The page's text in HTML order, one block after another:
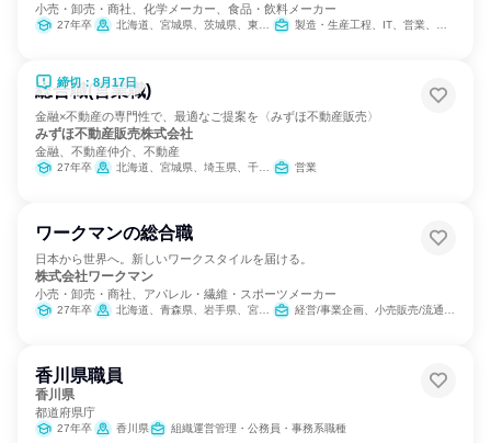
小売・卸売・商社、化学メーカー、食品・飲料メーカー
27年卒 北海道、宮城県、茨城県、東京都、岐阜県、愛知県、大阪府、広島県、福岡県 製造・生産工程、IT、営業、バックオフィス・事務・受付、SCM/生産管理/購買/物流、建築/土木/プラント専門職、学術研究
締切：8月17日
総合職(営業職)
金融×不動産の専門性で、最適なご提案を〈みずほ不動産販売〉
みずほ不動産販売株式会社
金融、不動産仲介、不動産
27年卒 北海道、宮城県、埼玉県、千葉県、東京都、神奈川県、新潟県、愛知県、京都府、大阪府、兵庫県、岡山県、広島県、福岡県 営業
ワークマンの総合職
日本から世界へ。新しいワークスタイルを届ける。
株式会社ワークマン
小売・卸売・商社、アパレル・繊維・スポーツメーカー
27年卒 北海道、青森県、岩手県、宮城県、秋田県、山形県、福島県、茨城県、栃木県、群馬県、埼玉県、千葉県、東京都、神奈川県、新潟県、富山県、石川県、福井県、山梨県、長野県、岐阜県、静岡県、愛知県、三重県、滋賀県、京都府、大阪府、兵庫県、奈良県、和歌山県、鳥取県、島根県、岡山県、広島県、山口県、徳島県、香川県、愛媛県、高知県、福岡県、佐賀県、長崎県、熊本県、大分県、宮崎県、鹿児島県、沖縄県 経営/事業企画、小売販売/流通、人事、広報/IR、商品企画、マーケティング・広告・宣伝
香川県職員
香川県
都道府県庁
27年卒 香川県 組織運営管理・公務員・事務系職種